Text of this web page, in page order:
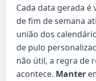
Cada data gerada
de fim de semana
união dos
de pulo
não útil, a regra de
acontece. Manter